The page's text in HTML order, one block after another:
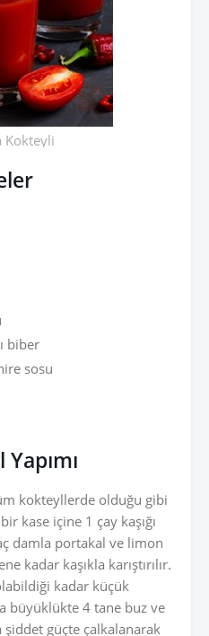
Kokteyli
biber
sosu
kokteyllerde olduğu gibi
kase içine 1 çay kaşığı
damla portakal ve limon
kadar kaşıkla karıştırılır.
kadar küçük
büyüklükte 4 tane buz ve
güçte çalkalanarak